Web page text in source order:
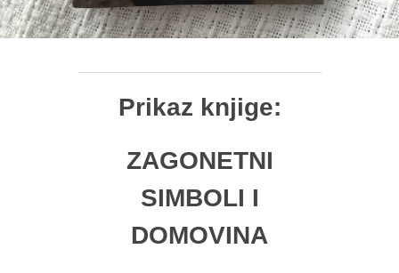
Prikaz knjige:
ZAGONETNI
SIMBOLI I
DOMOVINA